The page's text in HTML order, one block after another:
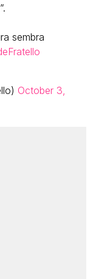
sembra
October 3,